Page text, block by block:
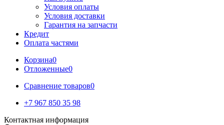
Условия оплаты
Условия доставки
Гарантия на запчасти
Кредит
Оплата частями
Корзина0
Отложенные0
Сравнение товаров0
+7 967 850 35 98
Контактная информация